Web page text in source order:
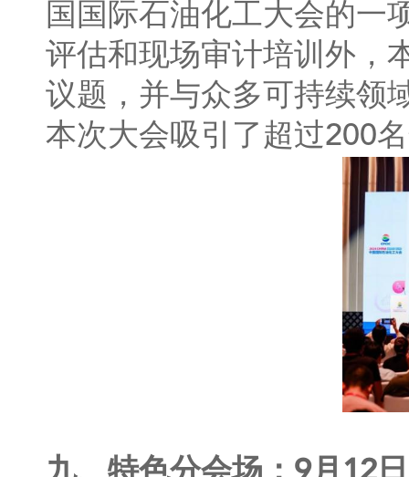
国国际石油化工大会的一
评估和现场审计培训外，
议题，并与众多可持续领
本次大会吸引了超过200